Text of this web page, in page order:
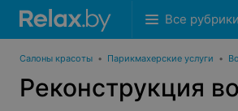
Все рубрики
Салоны красоты • Парикмахерские услуги •
Реконструкция